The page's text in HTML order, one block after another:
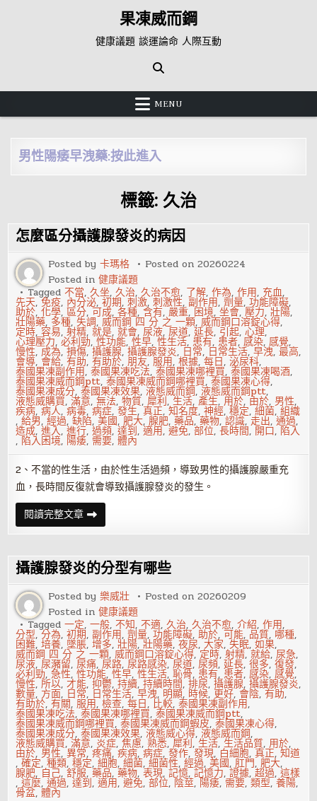
果凍威而鋼
健康議題 談運論命 人際互動
MENU
男性陽痿早洩藥:按此進入
標籤: 久治
怎麼區分攝護腺發炎的病因
Posted by卡瑪格 Posted on20260224
Posted in健康議題
Tagged不當,久坐,久治,久治不愈, 了解,作為,作用, 充血,
先天,免疫, 內分泌,初期,刺激,刺激性,副作用,劑量,功能障礙,
助於,化學,區分,可成,各種,含有,嚴重, 困境,坐會,壓力,壯陽,
壯陽藥, 多種,失調,威而鋼 四 分 之 一顆,威而鋼口溶錠心得,
定時,容易,射精,就是,就會,尿液,尿道,延長, 引起,心理,
心理壓力,必利勁,性功能,性早,性生活, 患有, 患者,感染,感覺,
慢性,成為,損傷,攝護腺,攝護腺發炎, 日常, 日常生活,早洩,最高,
會導, 會給,有助,有助於,朋友,服用,根據,每日,泌尿科,
泰國果凍副作用,泰國果凍吃法,泰國果凍哪裡買,泰國果凍喝酒,
泰國果凍威而鋼ptt,泰國果凍威而鋼哪裡買,泰國果凍心得,
泰國果凍成分,泰國果凍效果,液態威而鋼,液態威而鋼ptt,
液態威購買,滿意,無法,物質,犀利,生活,產生, 用於, 由於, 男性,
疾病,病人,病毒,病症,發生,真正,知名度,神經,穩定,細菌,組織
,給男,經過,缺陷,美國,肥大,腺肥,藥品,藥物,認識,走出,通過,
造成,進入,進行,過頻,達到,適用,避免,部位,長時間, 開口, 陷入
, 陷入困境, 陽痿, 需要,體內
2、不當的性生活，由於性生活過頻，導致男性的攝護腺嚴重充
血，長時間反復就會導致攝護腺發炎的發生。
閱讀完整文章怎
麼
區
攝
護
腺
發
炎
的
病
因
攝護腺發炎的分型有哪些
Posted by樂威壯 Posted on20260209
Posted in健康議題
Tagged一定,一般,不知,不適,久治,久治不愈,介紹,作用,
分型,分為,初期,副作用,劑量,功能障礙,助於,可能, 品質, 哪種,
困難,培養,墜脹,增多,壯陽,壯陽藥,夜尿,大家,失眠,如果,
威而鋼 四 分 之 一顆,威而鋼口溶錠心得, 定時,射精,就給,尿急,
尿液,尿瀦留,尿痛,尿路,尿路感染,尿道,尿頻,延長,很多,復發,
必利勁,急性,性功能,性早,性生活,恥骨, 患有, 患者,感染,感覺,
慢性,所以,才能,抑鬱,持續,持續時間,排尿,攝護腺,攝護腺發炎,
數量, 方面, 日常, 日常生活,早洩, 明顯, 時候, 更好,會陰,有助,
有助於,有關,服用,檢查,每日, 比較,泰國果凍副作用,
泰國果凍吃法,泰國果凍哪裡買,泰國果凍威而鋼ptt,
泰國果凍威而鋼哪裡買,泰國果凍威而鋼蝦皮,泰國果凍心得,
泰國果凍成分,泰國果凍效果,液態威心得,液態威而鋼,
液態威購買,滿意, 炎症,焦慮,熟悉,犀利,生活,生活品質, 用於,
由於, 男性,異常,疼痛,疾病,病症,發作,發現, 白細胞,真正,知道
,確定,種類,穩定,細胞,細菌,細菌性,經過,美國,肛門,肥大,
腺肥, 自己,舒服,藥品,藥物,表現,記憶,記憶力,證據,超過,這樣
,這麼,通過,達到,適用,避免,部位, 陰莖, 陽痿, 需要,類型,養陽,
骨盆,體內